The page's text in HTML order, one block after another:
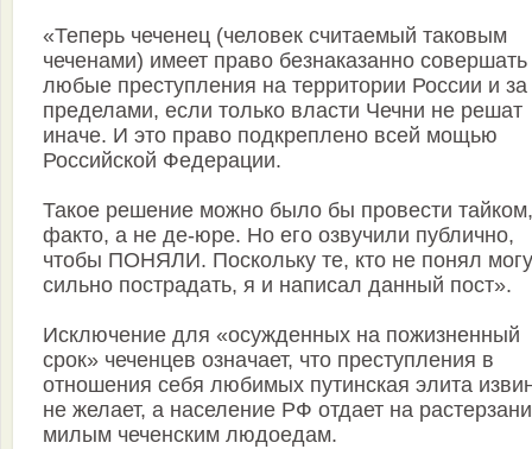
«Теперь чеченец (человек считаемый таковым
чеченами) имеет право безнаказанно совершать
любые преступления на территории России и за
пределами, если только власти Чечни не решат
иначе. И это право подкреплено всей мощью
Российской Федерации.
Такое решение можно было бы провести
факто, а не де-юре. Но его озвучили публично,
чтобы ПОНЯЛИ. Поскольку те, кто не понял
сильно пострадать, я и написал данный пост».
Исключение для «осужденных на пожизненный
срок» чеченцев означает, что преступления в
отношения себя любимых путинская элита
не желает, а население РФ отдает на
милым чеченским людоедам.